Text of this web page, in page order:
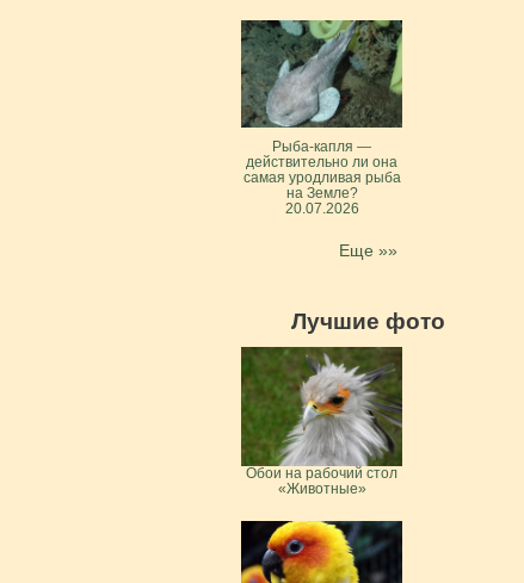
Рыба-капля —
действительно ли она
самая уродливая рыба
на Земле?
20.07.2026
Еще »»
Лучшие фото
Обои на рабочий стол
«Животные»